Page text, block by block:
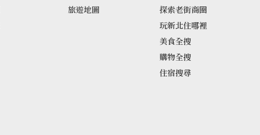
旅遊地圖
探索老街商圈
玩新北住哪裡
美食全搜
購物全搜
住宿搜尋